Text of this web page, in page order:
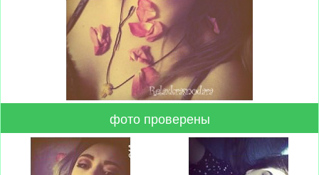
фото проверены